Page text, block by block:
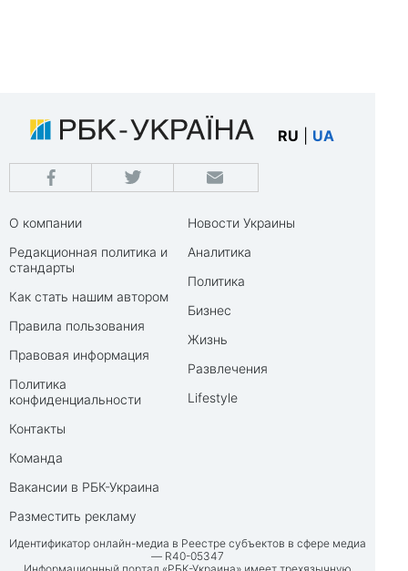
RU UA
О компании
Редакционная политика и
стандарты
Как стать нашим автором
Правила пользования
Правовая информация
Политика
конфиденциальности
Контакты
Команда
Вакансии в РБК-Украина
Разместить рекламу
Новости Украины
Аналитика
Политика
Бизнес
Жизнь
Развлечения
Lifestyle
Идентификатор онлайн-медиа в Реестре субъектов в сфере медиа
— R40-05347